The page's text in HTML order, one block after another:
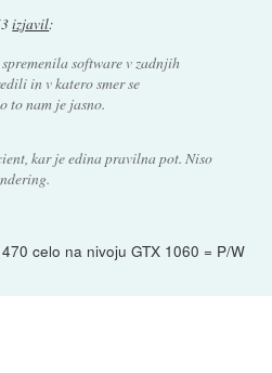
izjavil:
software v zadnjih
in v katero smer se
to nam je jasno.
kar je edina pravilna pot. Niso
celo na nivoju GTX 1060 = P/W